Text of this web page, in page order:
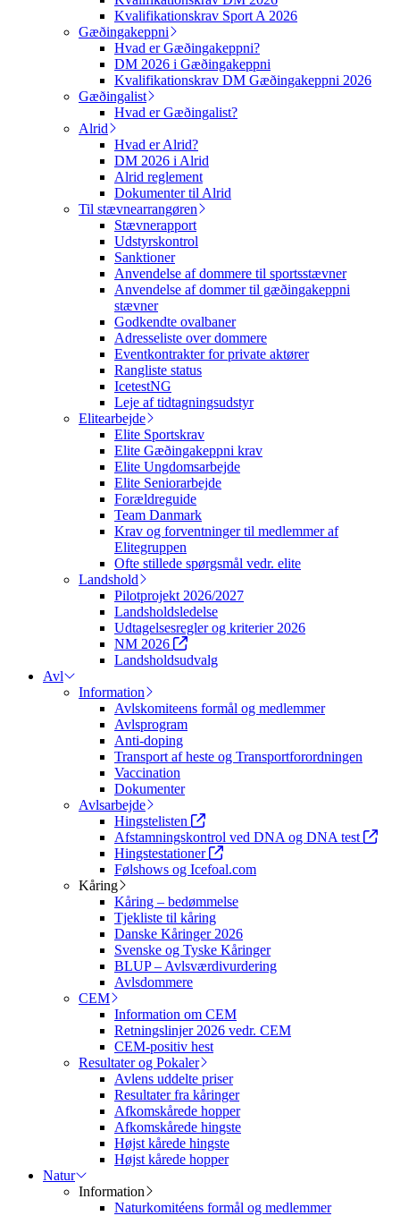
Kvalifikationskrav Sport A 2026
Gæðingakeppni
Hvad er Gæðingakeppni?
DM 2026 i Gæðingakeppni
Kvalifikationskrav DM Gæðingakeppni 2026
Gæðingalist
Hvad er Gæðingalist?
Alrid
Hvad er Alrid?
DM 2026 i Alrid
Alrid reglement
Dokumenter til Alrid
Til stævnearrangøren
Stævnerapport
Udstyrskontrol
Sanktioner
Anvendelse af dommere til sportsstævner
Anvendelse af dommer til gæðingakeppni
stævner
Godkendte ovalbaner
Adresseliste over dommere
Eventkontrakter for private aktører
Rangliste status
IcetestNG
Leje af tidtagningsudstyr
Elitearbejde
Elite Sportskrav
Elite Gæðingakeppni krav
Elite Ungdomsarbejde
Elite Seniorarbejde
Forældreguide
Team Danmark
Krav og forventninger til medlemmer af
Elitegruppen
Ofte stillede spørgsmål vedr. elite
Landshold
Pilotprojekt 2026/2027
Landsholdsledelse
Udtagelsesregler og kriterier 2026
NM 2026
Landsholdsudvalg
Avl
Information
Avlskomiteens formål og medlemmer
Avlsprogram
Anti-doping
Transport af heste og Transportforordningen
Vaccination
Dokumenter
Avlsarbejde
Hingstelisten
Afstamningskontrol ved DNA og DNA test
Hingstestationer
Følshows og Icefoal.com
Kåring
Kåring – bedømmelse
Tjekliste til kåring
Danske Kåringer 2026
Svenske og Tyske Kåringer
BLUP – Avlsværdivurdering
Avlsdommere
CEM
Information om CEM
Retningslinjer 2026 vedr. CEM
CEM-positiv hest
Resultater og Pokaler
Avlens uddelte priser
Resultater fra kåringer
Afkomskårede hopper
Afkomskårede hingste
Højst kårede hingste
Højst kårede hopper
Natur
Information
Naturkomitéens formål og medlemmer